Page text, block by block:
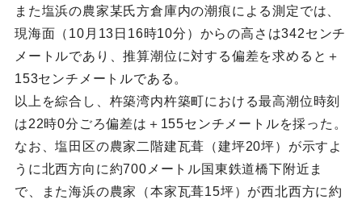
また塩浜の農家某氏方倉庫内の潮痕による測定では、
現海面（10月13日16時10分）からの高さは342センチ
メートルであり、推算潮位に対する偏差を求めると＋
153センチメートルである。
以上を綜合し、杵築湾内杵築町における最高潮位時刻
は22時0分ごろ偏差は＋155センチメートルを採った。
なお、塩田区の農家二階建瓦葺（建坪20坪）が示すよ
うに北西方向に約700メートル国東鉄道橋下附近ま
で、また海浜の農家（本家瓦葺15坪）が西北西方に約